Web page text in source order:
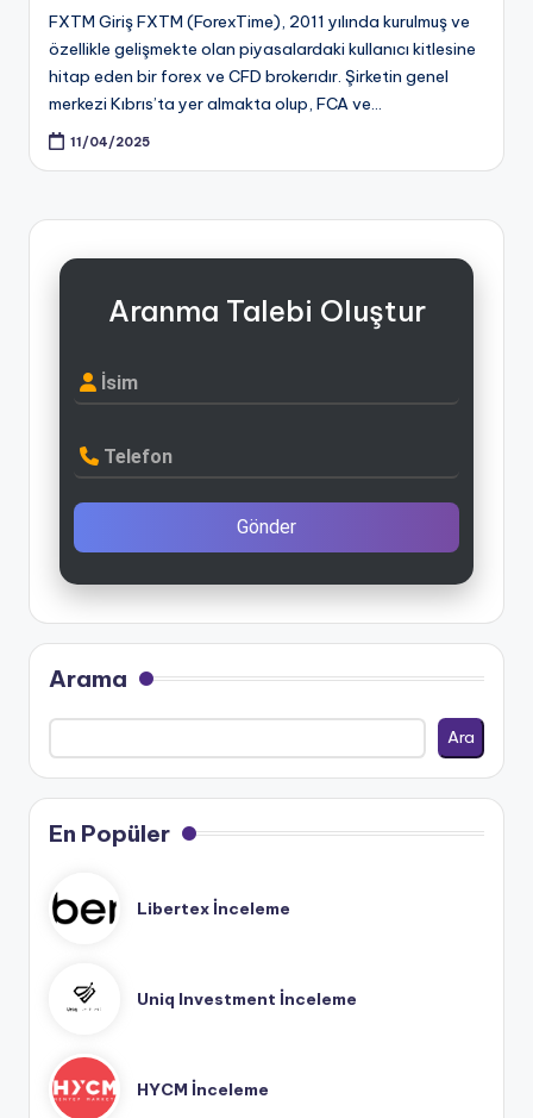
FXTM Giriş FXTM (ForexTime), 2011 yılında kurulmuş ve
özellikle gelişmekte olan piyasalardaki kullanıcı kitlesine
hitap eden bir forex ve CFD brokerıdır. Şirketin genel
merkezi Kıbrıs’ta yer almakta olup, FCA ve…
11/04/2025
Aranma Talebi Oluştur
İsim
Telefon
Gönder
Arama
Ara
En Popüler
Libertex İnceleme
Uniq Investment İnceleme
HYCM İnceleme